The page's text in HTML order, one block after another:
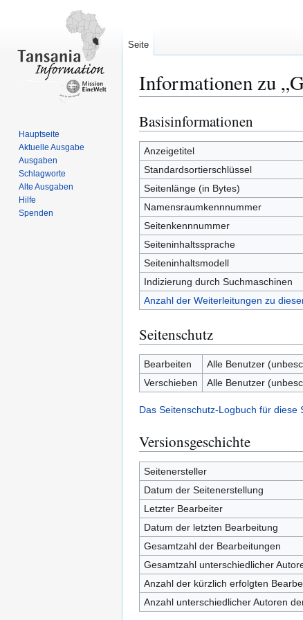
Informationen zu
Zur
Navigation
springen
Zur
Suche
springen
Basisinformationen
Anzeigetitel
Standardsortierschlüssel
Seitenlänge (in Bytes)
Namensraumkennnummer
Seitenkennnummer
Seiteninhaltssprache
Seiteninhaltsmodell
Indizierung durch Suchmaschinen
Anzahl der Weiterleitungen zu
Seitenschutz
Bearbeiten
Alle Benutzer
Verschieben
Alle Benutzer
Das Seitenschutz-Logbuch für diese
Versionsgeschichte
Seitenersteller
Datum der Seitenerstellung
Letzter Bearbeiter
Datum der letzten Bearbeitung
Gesamtzahl der Bearbeitungen
Gesamtzahl unterschiedlicher
Anzahl der kürzlich erfolgten
Anzahl unterschiedlicher Autoren
Seite
Hauptseite
Aktuelle Ausgabe
Ausgaben
Schlagworte
Alte Ausgaben
Hilfe
Spenden